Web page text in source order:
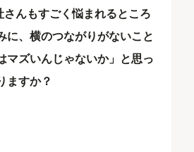
さんもすごく悩まれるところ
に、横のつながりがないこと
マズいんじゃないか」と思っ
ますか？